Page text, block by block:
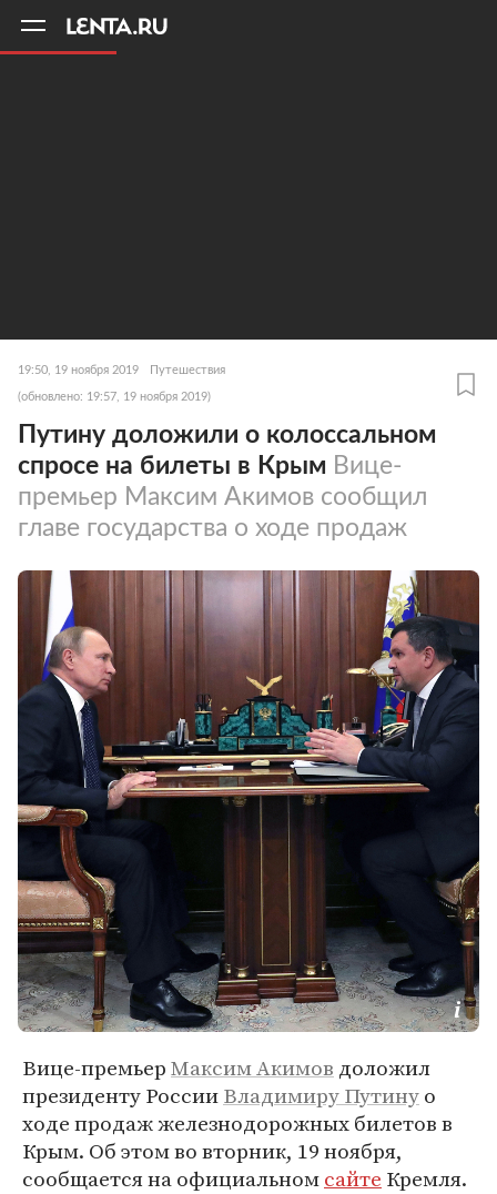
19:50, 19 ноября 2019 Путешествия
(обновлено: 19:57, 19 ноября 2019)
Путину доложили о колоссальном
спросе на билеты в Крым Вице-
премьер Максим Акимов сообщил
главе государства о ходе продаж
Вице-премьерМаксим Акимов доложил
президенту РоссииВладимиру Путинуо
ходе продаж железнодорожных билетов в
Крым. Об этом во вторник, 19 ноября,
сообщается на официальномсайте Кремля.